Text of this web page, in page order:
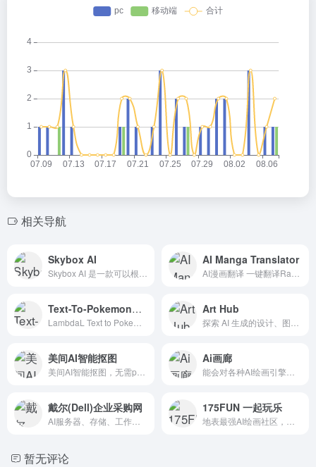
相关导航
Skybox AI AI Manga Translator
Text-To-Pokemon口袋妖怪 Art Hub
美间AI智能抠图 Ai画廊
戴尔(Dell)企业采购网 175FUN 一起玩乐
暂无评论